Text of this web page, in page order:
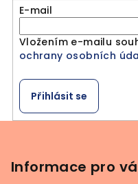
E-mail
Vložením e-mailu
ochrany osobních
Přihlásit se
Informace pro